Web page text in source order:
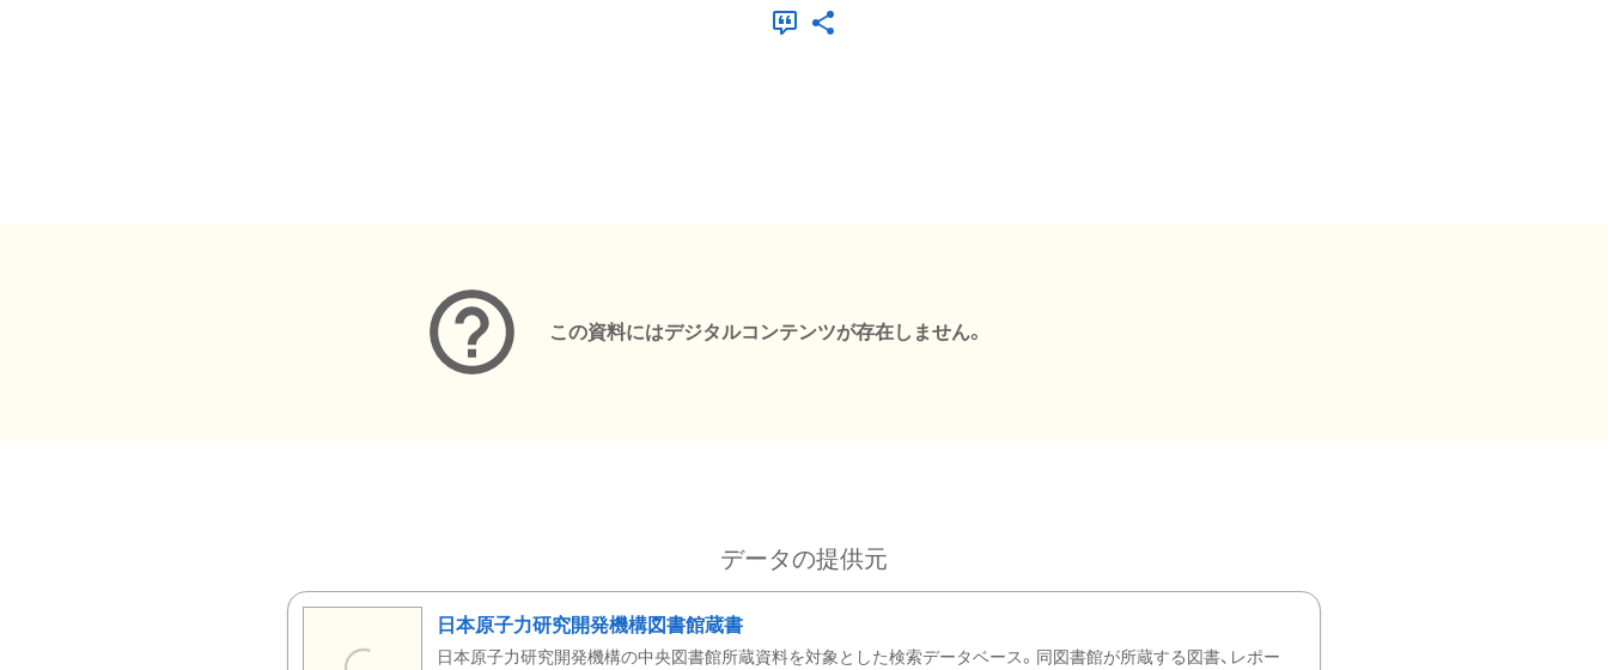
この資料にはデジタルコンテンツが存在しません。
データの提供元
日本原子力研究開発機構図書館蔵書
日本原子力研究開発機構の中央図書館所蔵資料を対象とした検索データベース。同図書館が所蔵する図書、レポー